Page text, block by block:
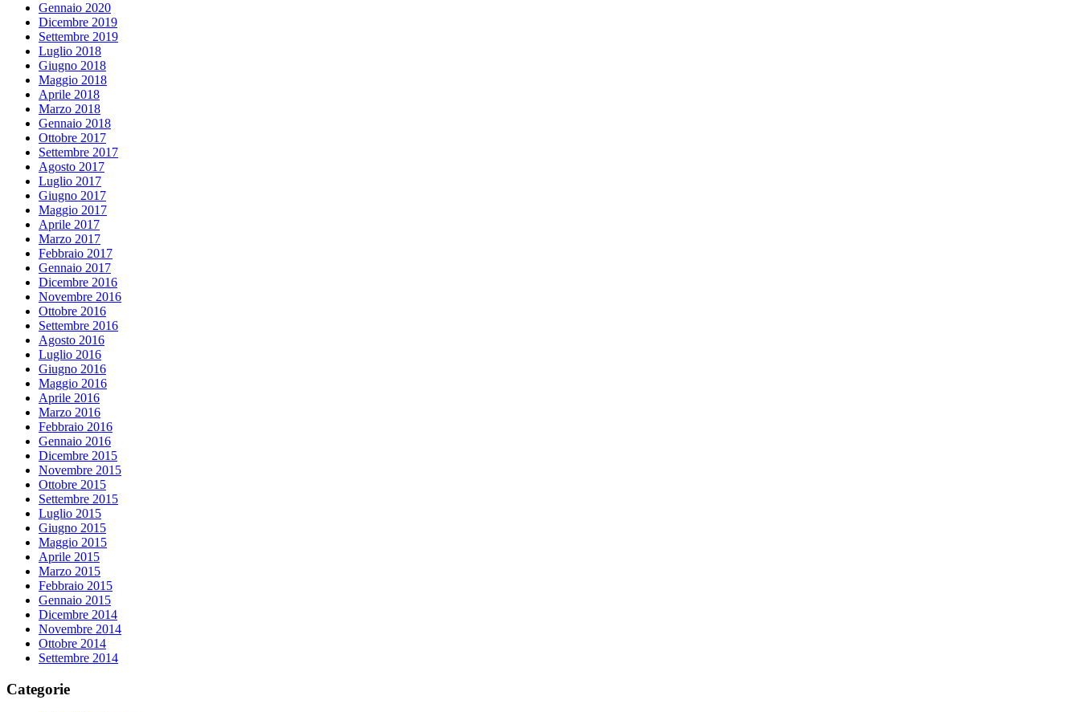
Gennaio 2020
Dicembre 2019
Settembre 2019
Luglio 2018
Giugno 2018
Maggio 2018
Aprile 2018
Marzo 2018
Gennaio 2018
Ottobre 2017
Settembre 2017
Agosto 2017
Luglio 2017
Giugno 2017
Maggio 2017
Aprile 2017
Marzo 2017
Febbraio 2017
Gennaio 2017
Dicembre 2016
Novembre 2016
Ottobre 2016
Settembre 2016
Agosto 2016
Luglio 2016
Giugno 2016
Maggio 2016
Aprile 2016
Marzo 2016
Febbraio 2016
Gennaio 2016
Dicembre 2015
Novembre 2015
Ottobre 2015
Settembre 2015
Luglio 2015
Giugno 2015
Maggio 2015
Aprile 2015
Marzo 2015
Febbraio 2015
Gennaio 2015
Dicembre 2014
Novembre 2014
Ottobre 2014
Settembre 2014
Categorie